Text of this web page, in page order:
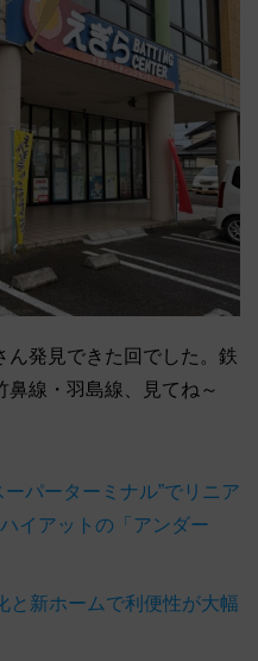
ん発見できた回でした。鉄
線・羽島線、見てね～
パーターミナル”でリニア
イアットの「アンダー
と新ホームで利便性が大幅